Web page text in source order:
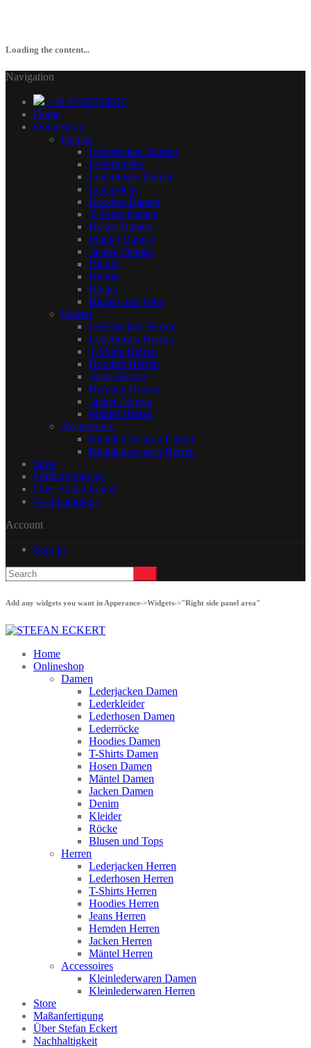
Loading the content...
Navigation
+49 40-63708915
Home
Onlineshop
Damen
Lederjacken Damen
Lederkleider
Lederhosen Damen
Lederröcke
Hoodies Damen
T-Shirts Damen
Hosen Damen
Mäntel Damen
Jacken Damen
Denim
Kleider
Röcke
Blusen und Tops
Herren
Lederjacken Herren
Lederhosen Herren
T-Shirts Herren
Hoodies Herren
Jeans Herren
Hemden Herren
Jacken Herren
Mäntel Herren
Accessoires
Kleinlederwaren Damen
Kleinlederwaren Herren
Store
Maßanfertigung
Über Stefan Eckert
Nachhaltigkeit
Account
Sign In
Add any widgets you want in Apperance->Widgets->"Right side panel area"
Home
Onlineshop
Damen
Lederjacken Damen
Lederkleider
Lederhosen Damen
Lederröcke
Hoodies Damen
T-Shirts Damen
Hosen Damen
Mäntel Damen
Jacken Damen
Denim
Kleider
Röcke
Blusen und Tops
Herren
Lederjacken Herren
Lederhosen Herren
T-Shirts Herren
Hoodies Herren
Jeans Herren
Hemden Herren
Jacken Herren
Mäntel Herren
Accessoires
Kleinlederwaren Damen
Kleinlederwaren Herren
Store
Maßanfertigung
Über Stefan Eckert
Nachhaltigkeit